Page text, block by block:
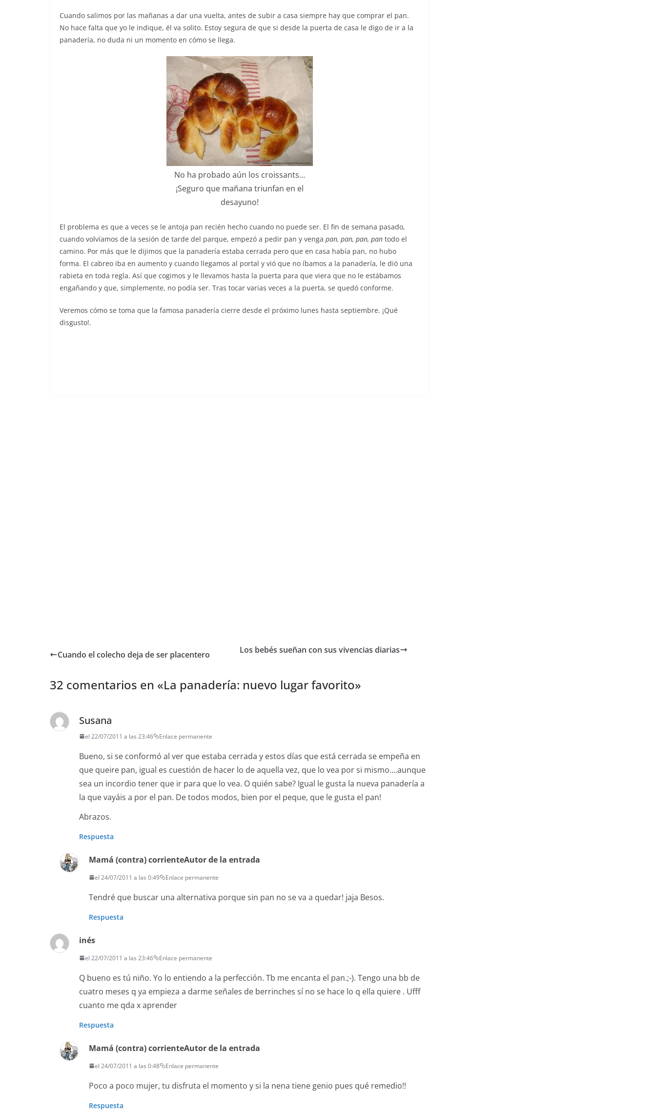
Cuando salimos por las mañanas a dar una vuelta, antes de subir a casa siempre hay que comprar el pan.
No hace falta que yo le indique, él va solito. Estoy segura de que si desde la puerta de casa le digo de ir a la
panadería, no duda ni un momento en cómo se llega.
No ha probado aún los croissants…
¡Seguro que mañana triunfan en el
desayuno!
El problema es que a veces se le antoja pan recién hecho cuando no puede ser. El fin de semana pasado,
cuando volvíamos de la sesión de tarde del parque, empezó a pedir pan y venga pan, pan, pan, pan todo el
camino. Por más que le dijimos que la panadería estaba cerrada pero que en casa había pan, no hubo
forma. El cabreo iba en aumento y cuando llegamos al portal y vió que no íbamos a la panadería, le dió una
rabieta en toda regla. Así que cogimos y le llevamos hasta la puerta para que viera que no le estábamos
engañando y que, simplemente, no podía ser. Tras tocar varias veces a la puerta, se quedó conforme.
Veremos cómo se toma que la famosa panadería cierre desde el próximo lunes hasta septiembre. ¡Qué
disgusto!.
Cuando el colecho deja de ser placentero Los bebés sueñan con sus vivencias diarias
32 comentarios en «La panadería: nuevo lugar favorito»
Susana
el 22/07/2011 a las 23:46 Enlace permanente
Bueno, si se conformó al ver que estaba cerrada y estos días que está cerrada se empeña en
que queire pan, igual es cuestión de hacer lo de aquella vez, que lo vea por si mismo….aunque
sea un incordio tener que ir para que lo vea. O quién sabe? Igual le gusta la nueva panadería a
la que vayáis a por el pan. De todos modos, bien por el peque, que le gusta el pan!
Abrazos.
Respuesta
Mamá (contra) corrienteAutor de la entrada
el 24/07/2011 a las 0:49 Enlace permanente
Tendré que buscar una alternativa porque sin pan no se va a quedar! jaja Besos.
Respuesta
inés
el 22/07/2011 a las 23:46 Enlace permanente
Q bueno es tú niño. Yo lo entiendo a la perfección. Tb me encanta el pan.;-). Tengo una bb de
cuatro meses q ya empieza a darme señales de berrinches sí no se hace lo q ella quiere . Ufff
cuanto me qda x aprender
Respuesta
Mamá (contra) corrienteAutor de la entrada
el 24/07/2011 a las 0:48 Enlace permanente
Poco a poco mujer, tu disfruta el momento y si la nena tiene genio pues qué remedio!!
Respuesta